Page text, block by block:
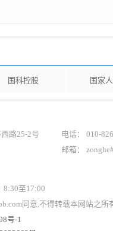
国科控股 国家
路25-2号
电话： 010-
邮箱：
8:30至17:00
同意,不得转载本网站之所
号-1